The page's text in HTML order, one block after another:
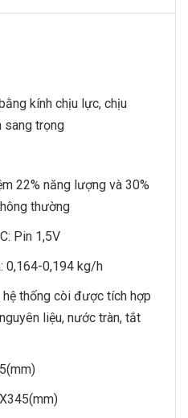
kính chịu lực, chịu
sang trọng
22% năng lượng và 30%
thường
Pin 1,5V
0,164-0,194 kg/h
thống còi được tích hợp
liệu, nước tràn, tắt